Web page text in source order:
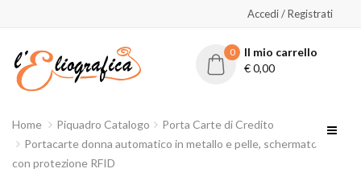
Accedi / Registrati
0
Il mio carrello
€0,00
Home Piquadro Catalogo
Porta Carte di Credito
Portacarte donna automatico in metallo e pelle, schermato
con protezione RFID